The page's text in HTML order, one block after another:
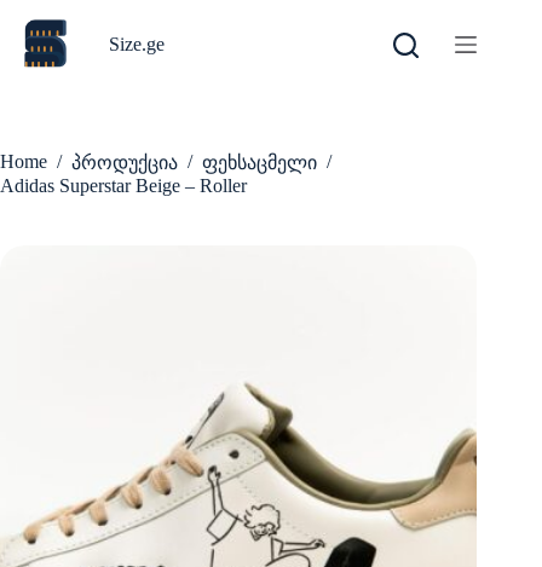
content
Size.ge
Home / პროდუქცია / ფეხსაცმელი /
Adidas Superstar Beige – Roller